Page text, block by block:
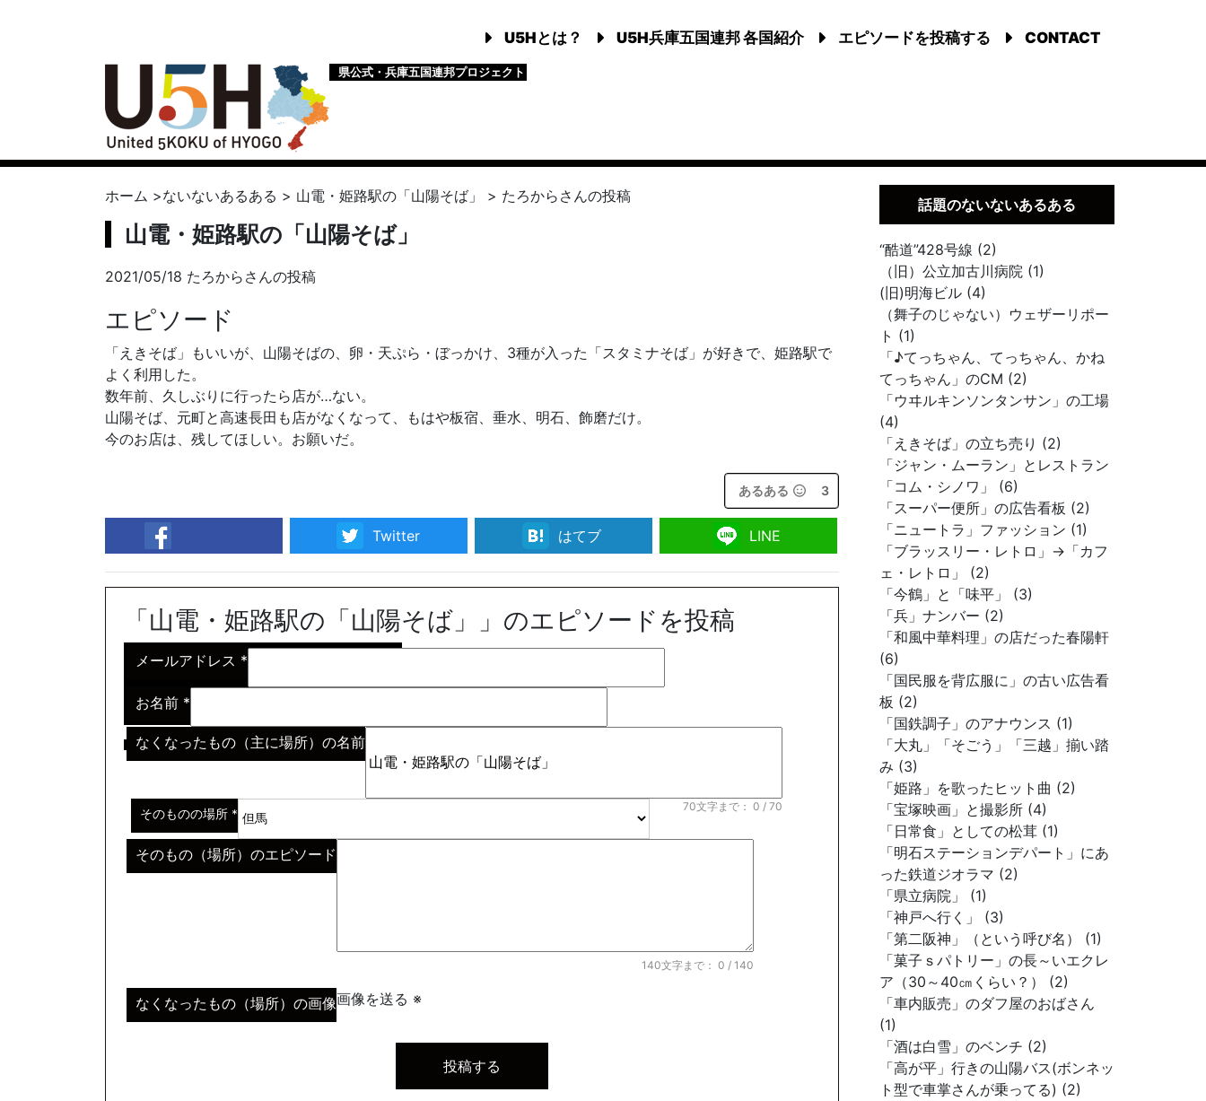
U5Hとは？ U5H兵庫五国連邦 各国紹介 エピソードを投稿する CONTACT
県公式・兵庫五国連邦プロジェクト
ホーム >ないないあるある > 山電・姫路駅の「山陽そば」 > たろから さんの投稿
山電・姫路駅の「山陽そば」
2021/05/18 たろからさんの投稿
エピソード
「えきそば」もいいが、山陽そばの、卵・天ぷら・ぼっかけ、3種が入った「スタミナそば」が好きで、姫路駅で
よく利用した。
数年前、久しぶりに行ったら店が…ない。
山陽そば、元町と高速長田も店がなくなって、もはや板宿、垂水、明石、飾磨だけ。
今のお店は、残してほしい。お願いだ。
あるある 3
facebook
Twitter はてブ LINE
「山電・姫路駅の「山陽そば」」のエピソードを投稿
メールアドレス *
お名前 *
なくなったもの（主に場所）の名前
70文字まで：0 / 70
そのものの場所 *
そのもの（場所）のエピソード
140文字まで：0 / 140
なくなったもの（場所）の画像画像を送る ※
話題のないないあるある
“酷道”428号線 (2)
（旧）公立加古川病院 (1)
(旧)明海ビル (4)
（舞子のじゃない）ウェザーリポー
ト (1)
「♪てっちゃん、てっちゃん、かね
てっちゃん」のCM (2)
「ウヰルキンソンタンサン」の工場
(4)
「えきそば」の立ち売り (2)
「ジャン・ムーラン」とレストラン
「コム・シノワ」 (6)
「スーパー便所」の広告看板 (2)
「ニュートラ」ファッション (1)
「ブラッスリー・レトロ」→「カフ
ェ・レトロ」 (2)
「今鶴」と「味平」 (3)
「兵」ナンバー (2)
「和風中華料理」の店だった春陽軒
(6)
「国民服を背広服に」の古い広告看
板 (2)
「国鉄調子」のアナウンス (1)
「大丸」「そごう」「三越」揃い踏
み (3)
「姫路」を歌ったヒット曲 (2)
「宝塚映画」と撮影所 (4)
「日常食」としての松茸 (1)
「明石ステーションデパート」にあ
った鉄道ジオラマ (2)
「県立病院」 (1)
「神戸へ行く」 (3)
「第二阪神」（という呼び名） (1)
「菓子ｓパトリー」の長～いエクレ
ア（30～40㎝くらい？） (2)
「車内販売」のダフ屋のおばさん
(1)
「酒は白雪」のベンチ (2)
「高が平」行きの山陽バス(ボンネッ
ト型で車掌さんが乗ってる) (2)